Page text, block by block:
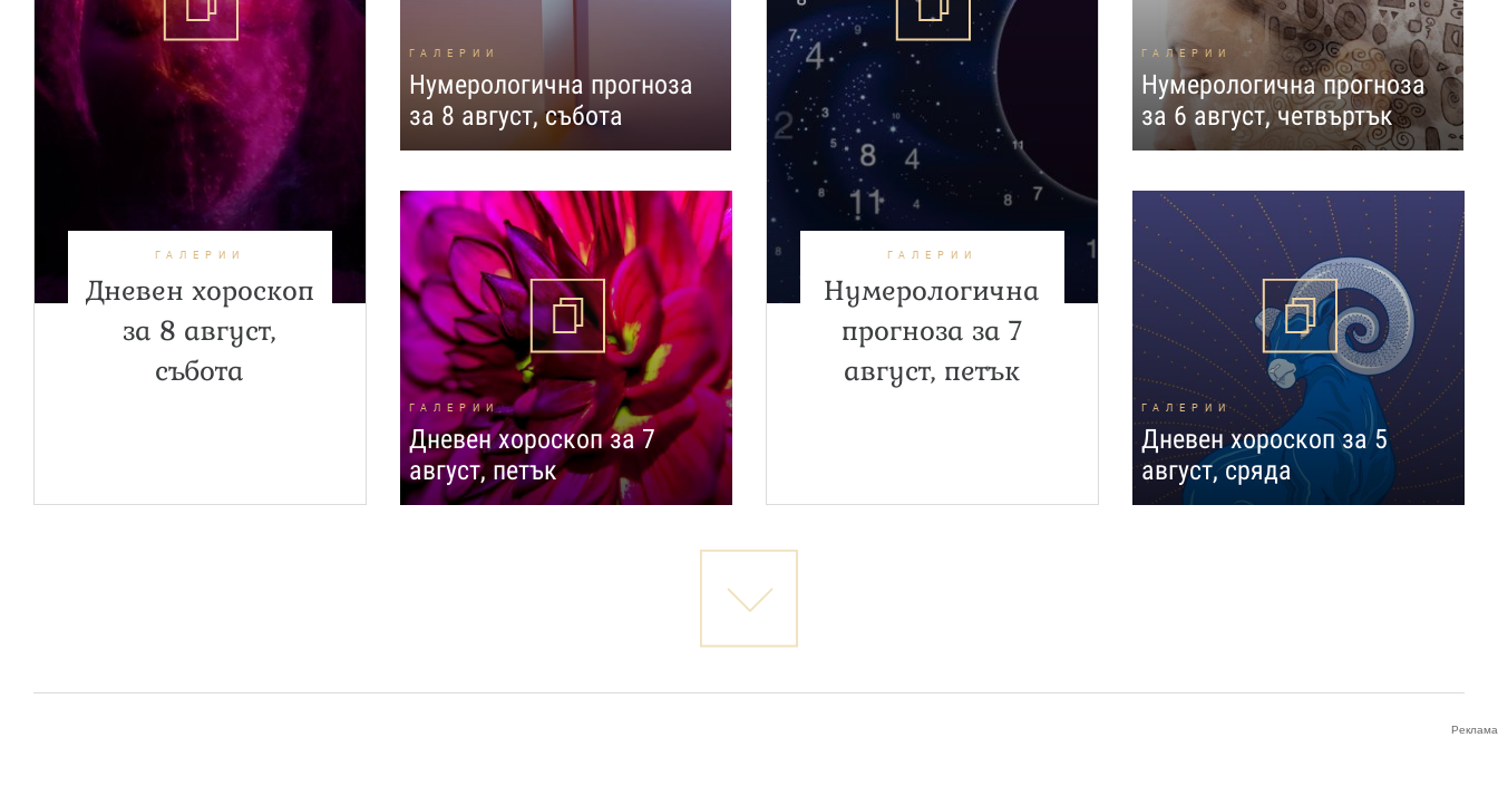
ГАЛЕРИИ
Дневен хороскоп
за 8 август,
събота
ГАЛЕРИИ
Нумерологична прогноза
за 8 август, събота
ГАЛЕРИИ
Дневен хороскоп за 7
август, петък
ГАЛЕРИИ
Нумерологична
прогноза за 7
август, петък
ГАЛЕРИИ
Нумерологична прогноза
за 6 август, четвъртък
ГАЛЕРИИ
Дневен хороскоп за 5
август, сряда